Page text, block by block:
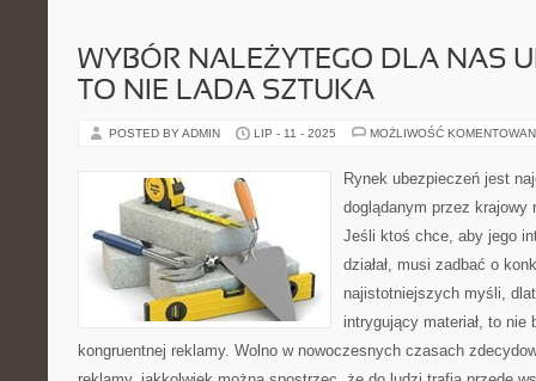
WYBÓR NALEŻYTEGO DLA NAS
TO NIE LADA SZTUKA
POSTED BY ADMIN LIP - 11 - 2025 MOŻLIWOŚĆ
Rynek ubezpieczeń jest
doglądanym przez krajowy
Jeśli ktoś chce, aby jego
działał, musi zadbać o
najistotniejszych myśli,
intrygujący materiał, to nie
kongruentnej reklamy. Wolno w nowoczesnych czasach